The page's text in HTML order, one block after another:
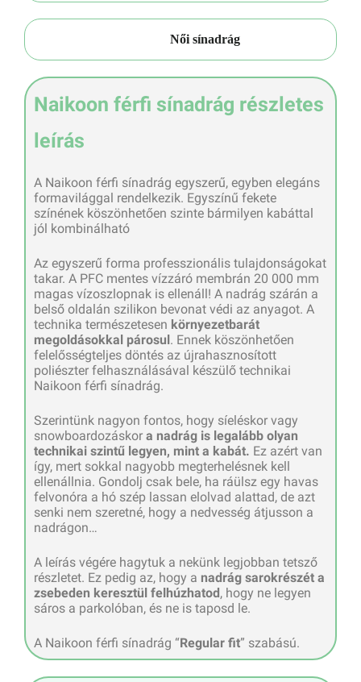
Női sínadrág
Naikoon férfi sínadrág részletes
leírás
A Naikoon férfi sínadrág egyszerű, egyben elegáns
formavilággal rendelkezik. Egyszínű fekete
színének köszönhetően szinte bármilyen kabáttal
jól kombinálható
Az egyszerű forma professzionális tulajdonságokat
takar. A PFC mentes vízzáró membrán 20 000 mm
magas vízoszlopnak is ellenáll! A nadrág szárán a
belső oldalán szilikon bevonat védi az anyagot. A
technika természetesen környezetbarát
megoldásokkal párosul. Ennek köszönhetően
felelősségteljes döntés az újrahasznosított
poliészter felhasználásával készülő technikai
Naikoon férfi sínadrág.
Szerintünk nagyon fontos, hogy síeléskor vagy
snowboardozáskor a nadrág is legalább olyan
technikai szintű legyen, mint a kabát. Ez azért van
így, mert sokkal nagyobb megterhelésnek kell
ellenállnia. Gondolj csak bele, ha ráülsz egy havas
felvonóra a hó szép lassan elolvad alattad, de azt
senki nem szeretné, hogy a nedvesség átjusson a
nadrágon…
A leírás végére hagytuk a nekünk legjobban tetsző
részletet. Ez pedig az, hogy a nadrág sarokrészét a
zsebeden keresztül felhúzhatod, hogy ne legyen
sáros a parkolóban, és ne is taposd le.
A Naikoon férfi sínadrág “Regular fit” szabású.